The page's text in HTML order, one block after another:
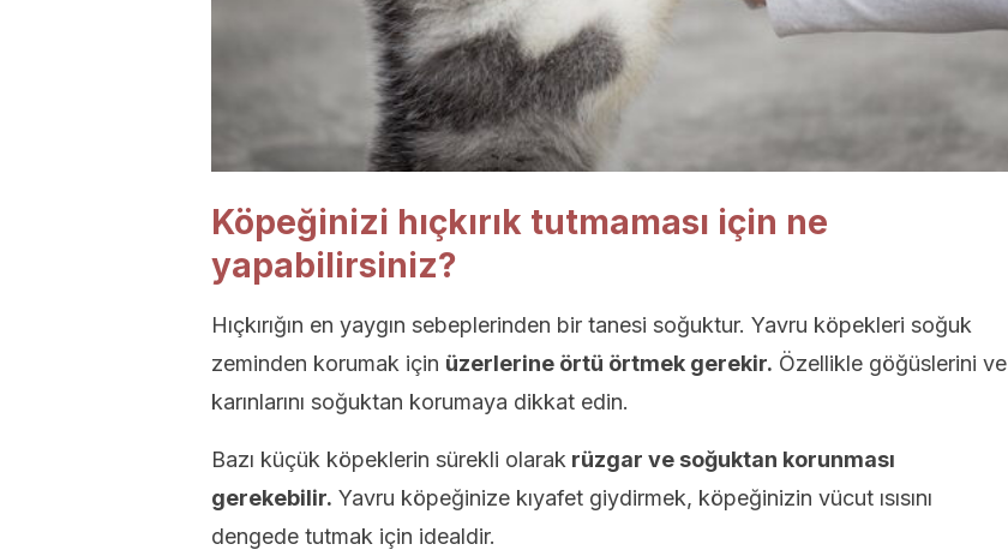
Köpeğinizi hıçkırık tutmaması için ne
yapabilirsiniz?
Hıçkırığın en yaygın sebeplerinden bir tanesi soğuktur. Yavru köpekleri soğuk
zeminden korumak için üzerlerine örtü örtmek gerekir. Özellikle göğüslerini ve
karınlarını soğuktan korumaya dikkat edin.
Bazı küçük köpeklerin sürekli olarak rüzgar ve soğuktan korunması
gerekebilir. Yavru köpeğinize kıyafet giydirmek, köpeğinizin vücut ısısını
dengede tutmak için idealdir.